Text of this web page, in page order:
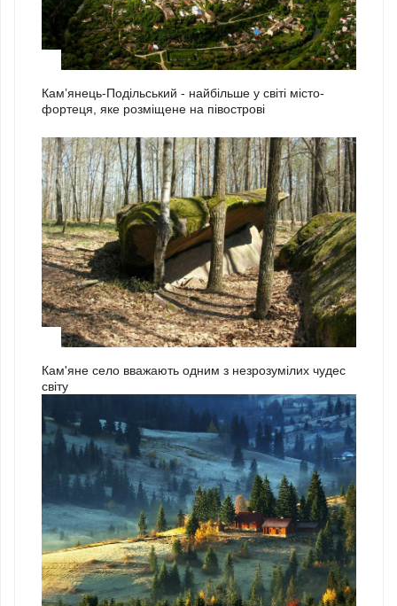
Кам’янець-Подільський - найбільше у світі місто-
фортеця, яке розміщене на півострові
Кам'яне село вважають одним з незрозумілих чудес
світу